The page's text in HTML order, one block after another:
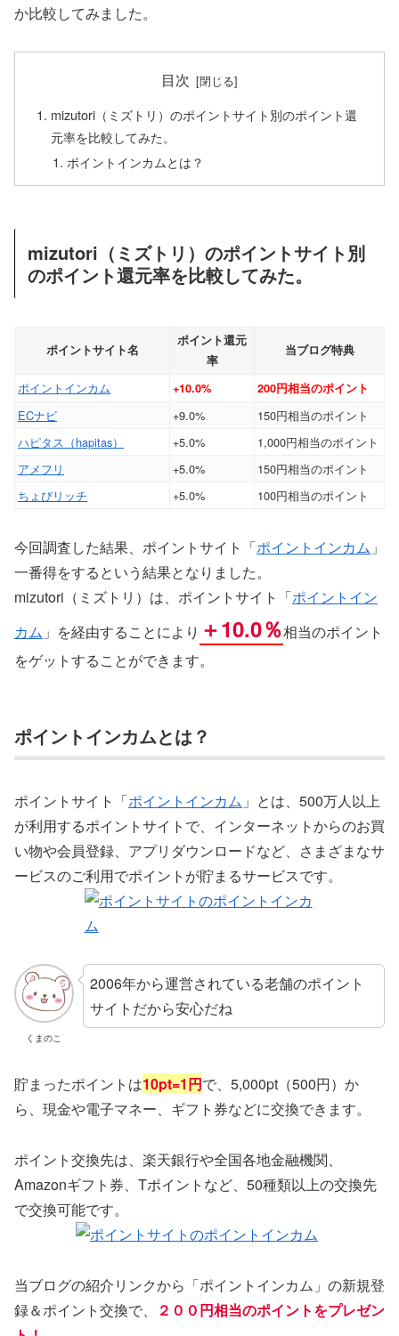
か比較してみました。
目次
mizutori（ミズトリ）のポイントサイト別のポイント還
元率を比較してみた。
ポイントインカムとは？
mizutori（ミズトリ）のポイントサイト別
のポイント還元率を比較してみた。
ポイントサイト名
ポイント還元
率
当ブログ特典
ポイントインカム +10.0% 200円相当のポイント
ECナビ +9.0%
150円相当のポイント
ハピタス（hapitas）
+5.0%
1,000円相当のポイント
アメフリ
+5.0%
150円相当のポイント
ちょびリッチ
+5.0% 100円相当のポイント
今回調査した結果、ポイントサイト「ポイントインカム 」
一番得をするという結果となりました。
mizutori（ミズトリ）は、ポイントサイト「ポイントイン
カム 」を経由することにより ＋10.0％相当のポイント
をゲットすることができます。
ポイントインカムとは？
ポイントサイト「ポイントインカム 」とは、500万人以上
が利用するポイントサイトで、インターネットからのお買
い物や会員登録、アプリダウンロードなど、さまざまなサ
ービスのご利用でポイントが貯まるサービスです。
くまのこ
2006年から運営されている老舗のポイント
サイトだから安心だね
貯まったポイントは10pt=1円で、5,000pt（500円）か
ら、現金や電子マネー、ギフト券などに交換できます。
ポイント交換先は、楽天銀行や全国各地金融機関、
Amazonギフト券、Tポイントなど、50種類以上の交換先
で交換可能です。
当ブログの紹介リンクから「ポイントインカム」の新規登
録＆ポイント交換で、
２００円相当のポイントをプレゼン